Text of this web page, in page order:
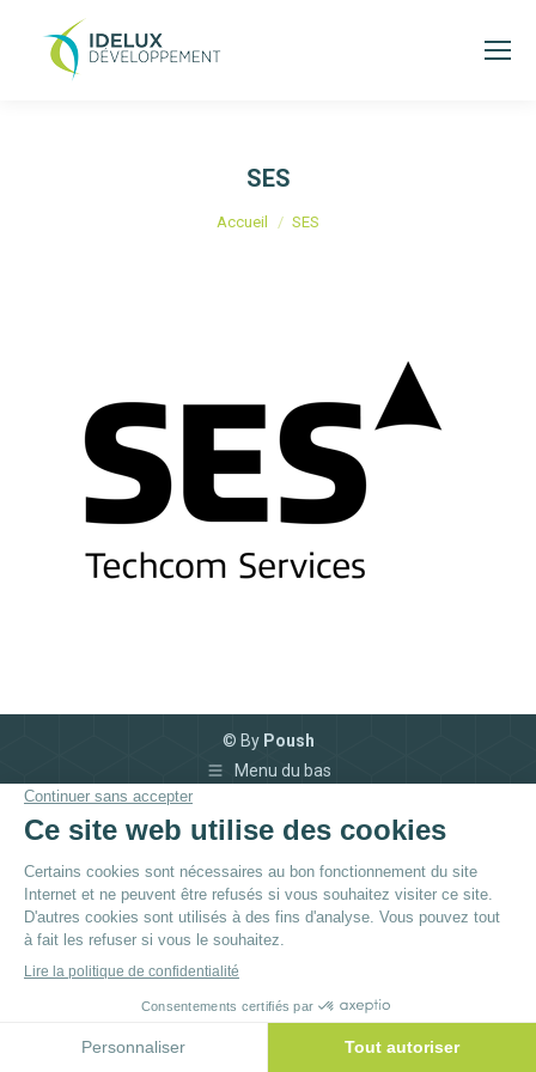
SES
Vous êtes ici :
Accueil SES
© By Poush
Menu du bas